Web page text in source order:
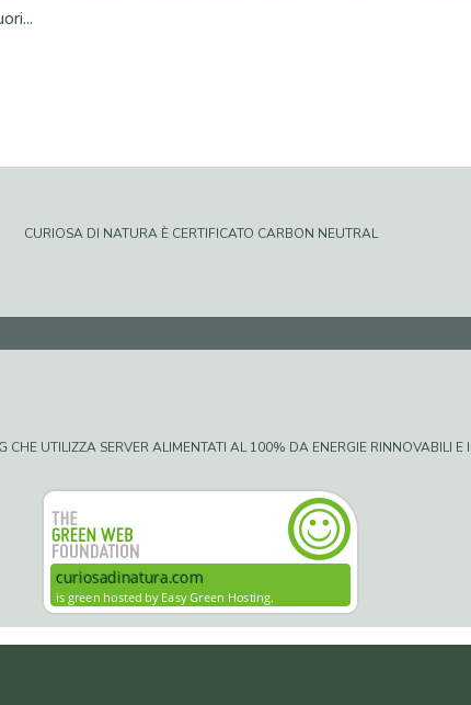
CURIOSA DI NATURA È CERTIFICATO CARBON NEUTRAL
UTILIZZA SERVER ALIMENTATI AL 100% DA ENERGIE RINNOVABILI E